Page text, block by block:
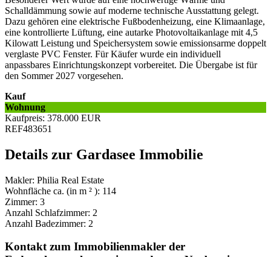
Schalldämmung sowie auf moderne technische Ausstattung gelegt.
Dazu gehören eine elektrische Fußbodenheizung, eine Klimaanlage,
eine kontrollierte Lüftung, eine autarke Photovoltaikanlage mit 4,5
Kilowatt Leistung und Speichersystem sowie emissionsarme doppelt
verglaste PVC Fenster. Für Käufer wurde ein individuell
anpassbares Einrichtungskonzept vorbereitet. Die Übergabe ist für
den Sommer 2027 vorgesehen.
Kauf
Wohnung
Kaufpreis: 378.000 EUR
REF483651
Details zur Gardasee Immobilie
Makler: Philia Real Estate
Wohnfläche ca. (in m ² ): 114
Zimmer: 3
Anzahl Schlafzimmer: 2
Anzahl Badezimmer: 2
Kontakt zum Immobilienmakler der